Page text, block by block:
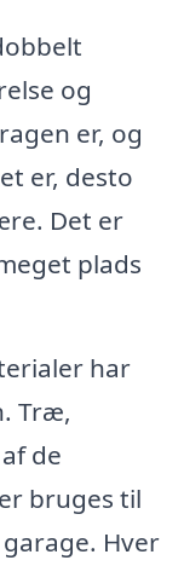
og
er, og
er, desto
Det er
plads
har
Træ,
de
bruges til
Hver